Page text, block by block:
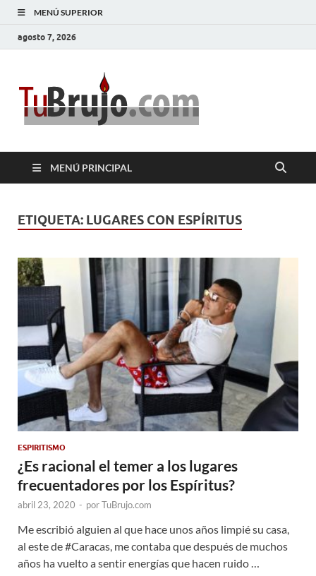
MENÚ SUPERIOR
agosto 7, 2026
MENÚ PRINCIPAL
ETIQUETA: LUGARES CON ESPÍRITUS
ESPIRITISMO
¿Es racional el temer a los lugares
frecuentadores por los Espíritus?
abril 23, 2020 - porTuBrujo.com
Me escribió alguien al que hace unos años limpié su casa,
al este de #Caracas, me contaba que después de muchos
años ha vuelto a sentir energías que hacen ruido …